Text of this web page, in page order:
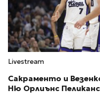
Livestream
Сакраменто и
Ню Орлиънс Пеликанс